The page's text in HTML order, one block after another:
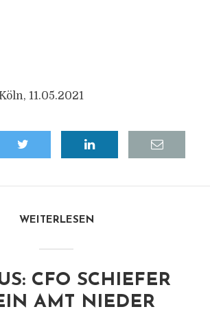
11.05.2021
WEITERLESEN
CFO SCHIEFER
AMT NIEDER